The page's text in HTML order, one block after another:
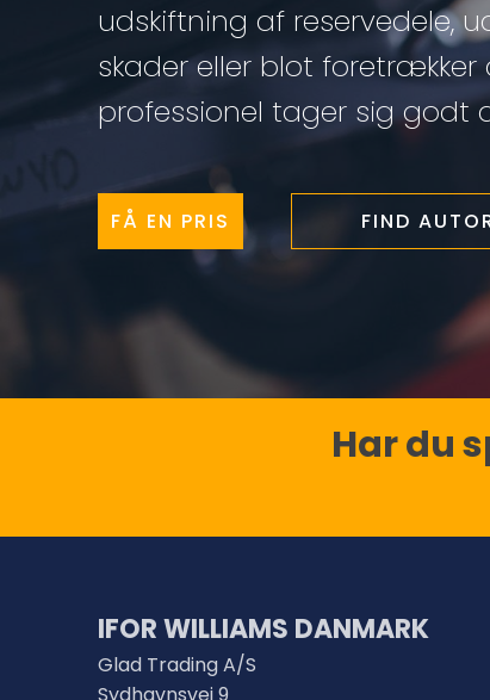
udskiftning af reservedele,
skader eller blot foretrækker
professionel tager sig godt
FÅ EN PRIS FIND
Har du
IFOR WILLIAMS DANMARK
Glad Trading A/S